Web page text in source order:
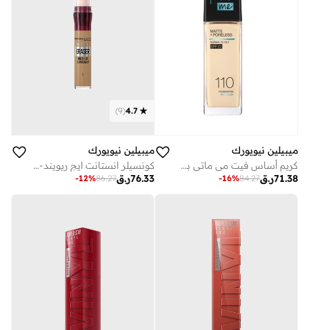
ميبيلين نيويورك
كريم أساس فيت مي ماتي بلا مسام مع عامل حماية شمس 22++ – رقم 110
ر.ق71.38
84.27
-16%
4.7
(
9
)
ميبيلين نيويورك
كونسيلر انستانت ايج ريويند- 02 نود
ر.ق76.33
86.27
-12%